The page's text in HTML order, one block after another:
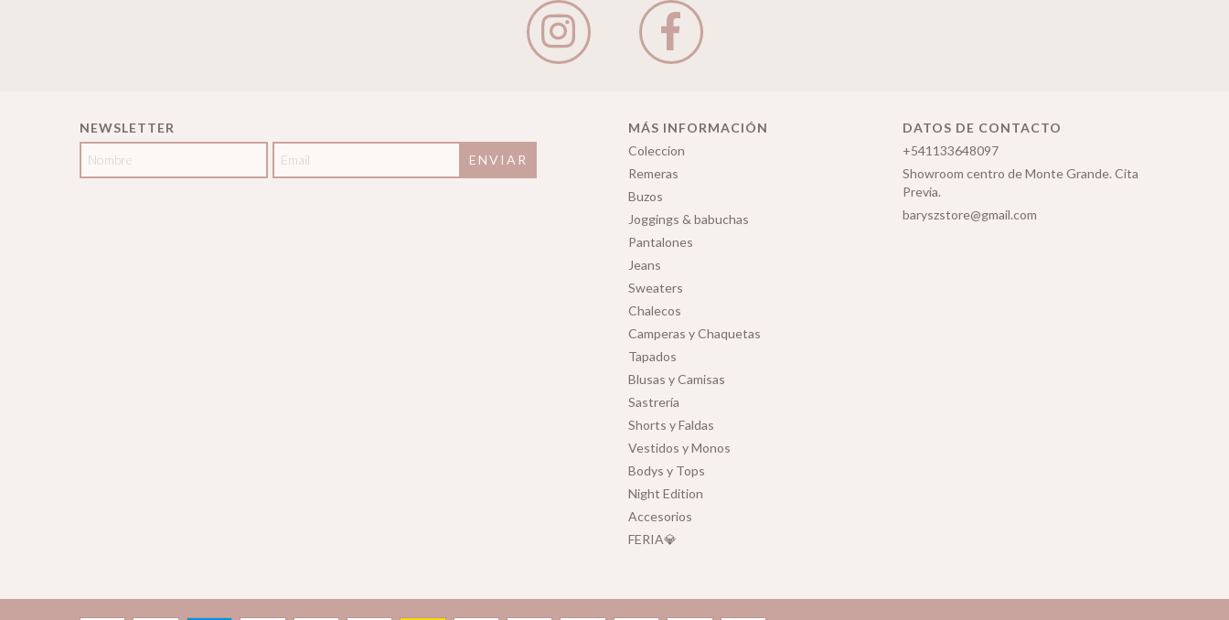
NEWSLETTER
MÁS INFORMACIÓN
Coleccion
Remeras
Buzos
Joggings & babuchas
Pantalones
Jeans
Sweaters
Chalecos
Camperas y Chaquetas
Tapados
Blusas y Camisas
Sastrería
Shorts y Faldas
Vestidos y Monos
Bodys y Tops
Night Edition
Accesorios
FERIA💎
DATOS DE CONTACTO
+541133648097
Showroom centro de Monte Grande. Cita
Previa.
baryszstore@gmail.com